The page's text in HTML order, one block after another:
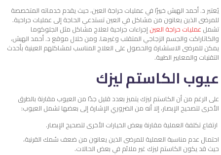
يُعتبر د. أحمد الهبش خبيرًا في عمليات حراجة العين، حيث يقدم خدماته المتخصصة
للمرضى الذين يعانون من مشاكل في العين تستدعي الحاجة إلى عمليات جراحية.
تشمل عمليات حراجة العينإجراءات جراحية لعلاج مشاكل مثل الجلوكوما
والكاتاراكت والجسم الزجاجي المتقلب وغيرها. ومن خلال موقع د. أحمد الهبش،
يمكن للمرضى الاستشارة والحصول على العلاج المناسب لمشاكلهم العينية بأحدث
التقنيات والمعايير الطبية.
عيوب الكاستم ليزك
على الرغم من أن الكاستم ليزك يتميز بعدد قليل جدًا من العيوب مقارنة بالطرق
الأخرى لتصحيح الإبصار، إلا أنه من الضروري الإشارة إلى بعضها تشمل العيوب:
ارتفاع تكلفة العملية مقارنة ببعض الخيارات الأخرى لتصحيح الإبصار.
احتمال عدم مناسبة العملية للمرضى الذين يعانون من ضعف سُمك القرنية،
حيث قد يكون الكاستم ليزك غير ملائم في بعض الحالات.